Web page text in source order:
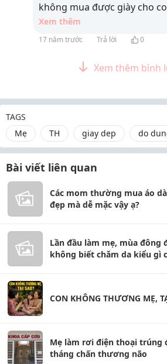
không mua được giày cho
Xem thêm
17 năm trước Trả lời 0
Xem thêm bình
TAGS
Mẹ
TH giay dep do
Bài viết liên quan
Các mom thường mua áo
đẹp mà dễ mặc vậy ạ?
Lần đầu làm mẹ, mùa đông
không biết chăm da kiểu gì
CON KHÔNG THƯƠNG MẸ,
Mẹ làm rơi điện thoại trúng
tháng chấn thương não